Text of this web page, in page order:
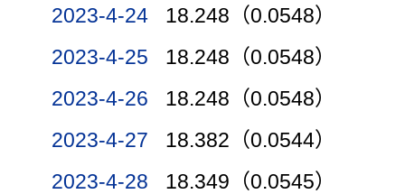
2023-4-24
18.248（0.0548）
2023-4-25
18.248（0.0548）
2023-4-26
18.248（0.0548）
2023-4-27
18.382（0.0544）
2023-4-28
18.349（0.0545）